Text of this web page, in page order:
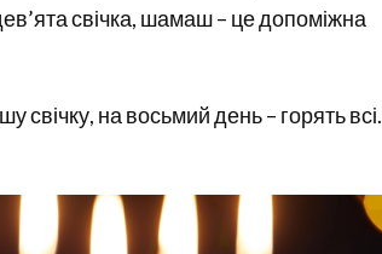
свічка, шамаш – це допоміжна
на восьмий день – горять всі.